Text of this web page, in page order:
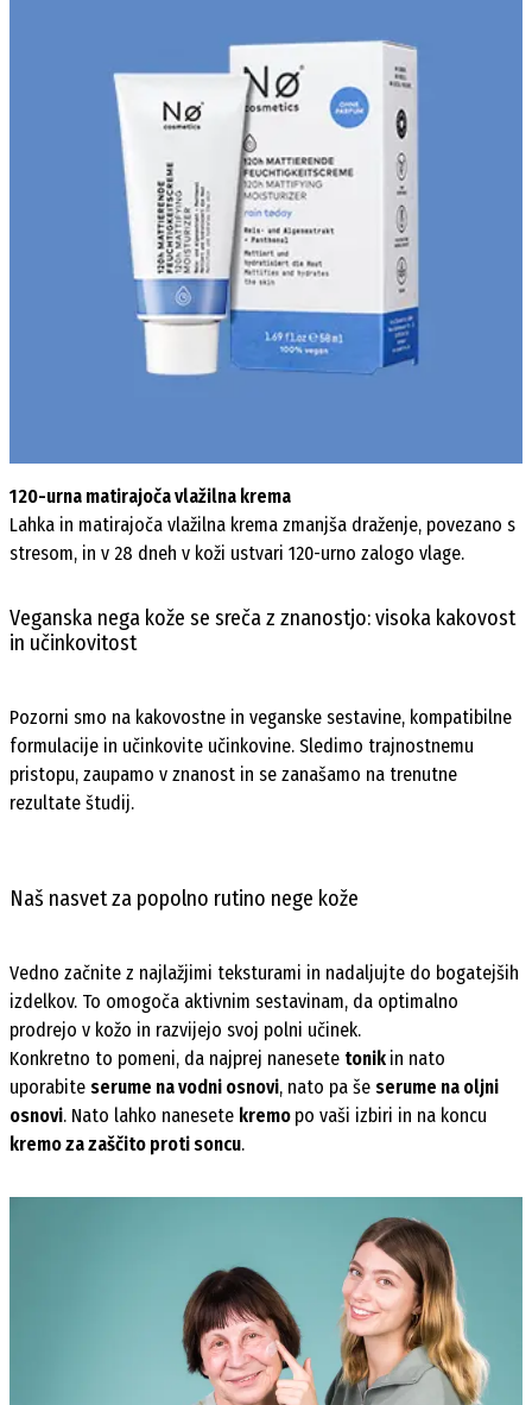
120-urna matirajoča vlažilna krema
Lahka in matirajoča vlažilna krema zmanjša draženje, povezano s
stresom, in v 28 dneh v koži ustvari 120-urno zalogo vlage.
Veganska nega kože se sreča z znanostjo: visoka kakovost
in učinkovitost
Pozorni smo na kakovostne in veganske sestavine, kompatibilne
formulacije in učinkovite učinkovine. Sledimo trajnostnemu
pristopu, zaupamo v znanost in se zanašamo na trenutne
rezultate študij.
Naš nasvet za popolno rutino nege kože
Vedno začnite z najlažjimi teksturami in nadaljujte do bogatejših
izdelkov. To omogoča aktivnim sestavinam, da optimalno
prodrejo v kožo in razvijejo svoj polni učinek.
Konkretno to pomeni, da najprej nanesete tonik in nato
uporabite serume na vodni osnovi, nato pa še serume na oljni
osnovi. Nato lahko nanesete kremo po vaši izbiri in na koncu
kremo za zaščito proti soncu.